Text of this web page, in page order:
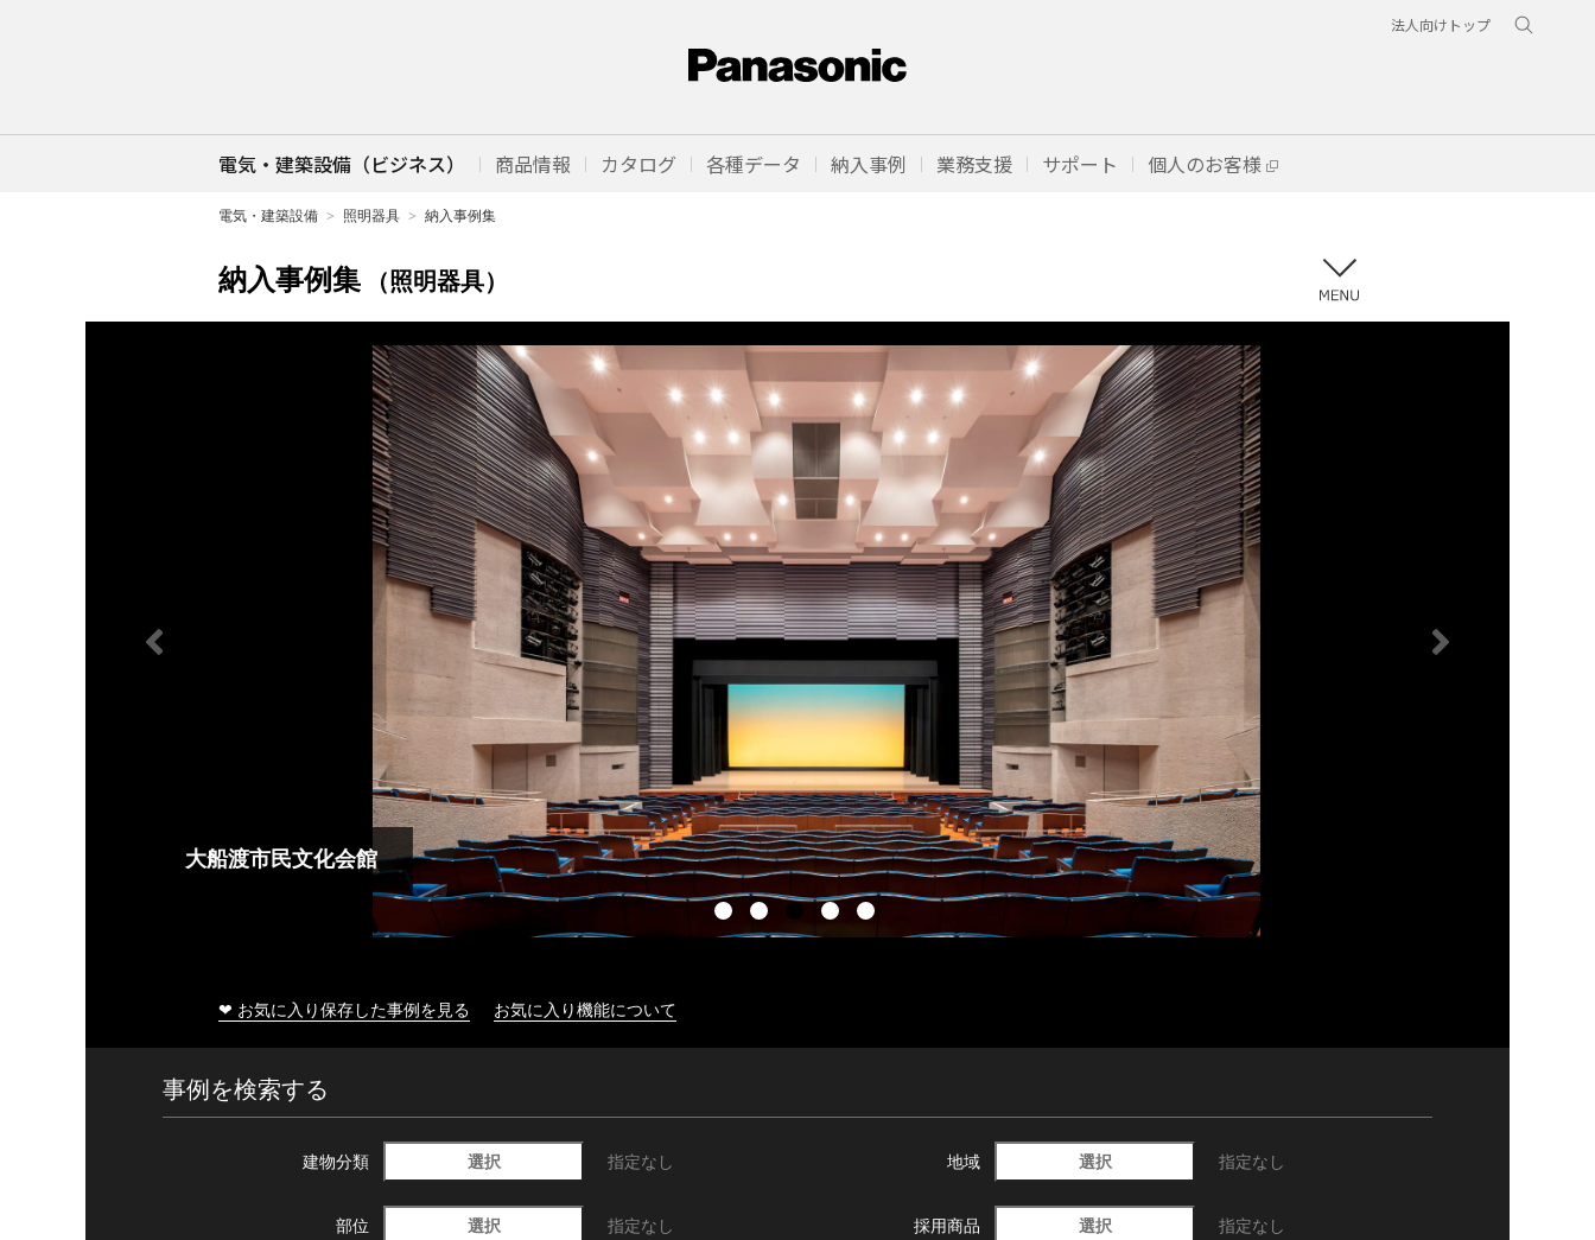
法人向けトップ
電気・建築設備（ビジネス） 商品情報 カタログ 各種データ 納入事例 業務支援 サポート 個人のお客様
電気・建築設備 照明器具 納入事例集
納入事例集 （照明器具）
大船渡市民文化会館
❤ お気に入り保存した事例を見る お気に入り機能について
事例を検索する
建物分類 選択 指定なし 地域 選択 指定なし
部位 選択 指定なし 採用商品 選択 指定なし